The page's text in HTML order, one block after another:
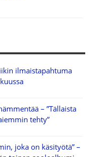
ilmaistapahtuma
– ”Tällaista
tehty”
joka on käsityötä” –